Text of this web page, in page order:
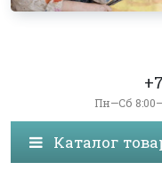
Пн—Сб
Каталог